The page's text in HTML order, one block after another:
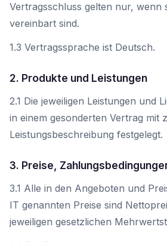
Vertragsschluss gelten nur, wenn
vereinbart sind.
1.3 Vertragssprache ist Deutsch.
2. Produkte und Leistungen
2.1 Die jeweiligen Leistungen und
in einem gesonderten Vertrag mit
Leistungsbeschreibung festgelegt.
3. Preise,
3.1 Alle in den Angeboten und
IT genannten Preise sind
jeweiligen gesetzlichen